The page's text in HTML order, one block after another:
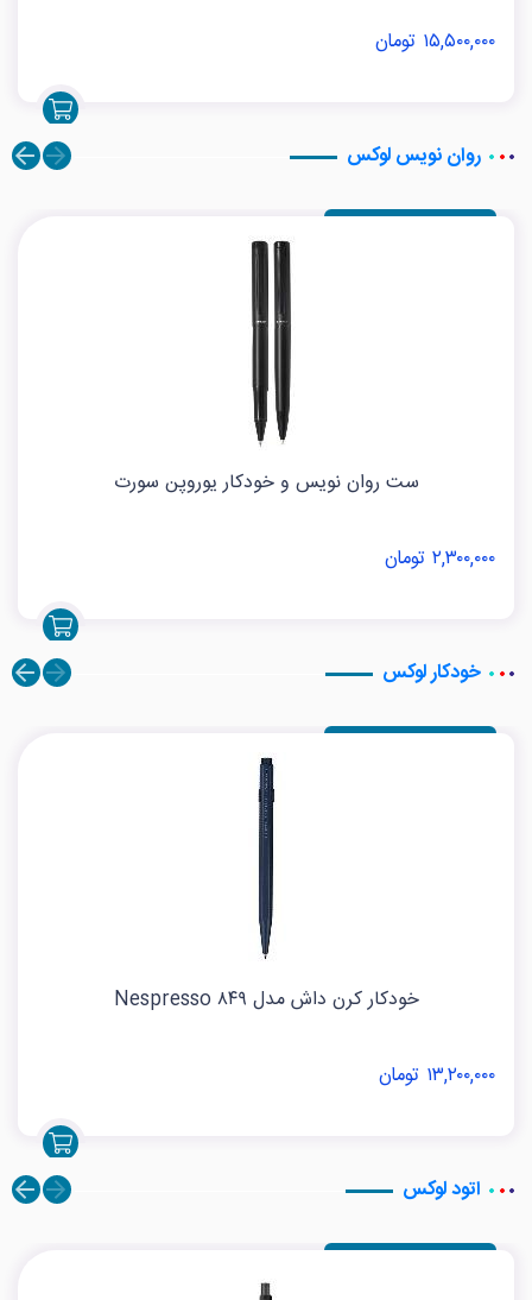
۱۵,۵۰۰,۰۰۰ تومان
روان نویس لوکس
ست روان نویس و خودکار یوروپن سورت
۲,۳۰۰,۰۰۰ تومان
خودکار لوکس
خودکار کرن داش مدل ۸۴۹ Nespresso
۱۳,۲۰۰,۰۰۰ تومان
اتود لوکس